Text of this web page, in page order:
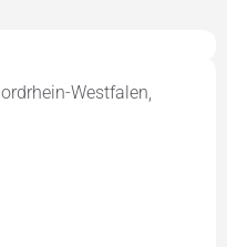
Westfalen,